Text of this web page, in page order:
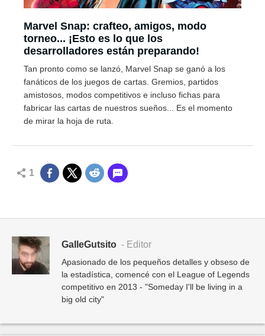
Marvel Snap: crafteo, amigos, modo
torneo... ¡Esto es lo que los
desarrolladores están preparando!
Tan pronto como se lanzó, Marvel Snap se ganó a los
fanáticos de los juegos de cartas. Gremios, partidos
amistosos, modos competitivos e incluso fichas para
fabricar las cartas de nuestros sueños... Es el momento
de mirar la hoja de ruta.
1
GalleGutsito - Editor
Apasionado de los pequeños detalles y obseso de
la estadística, comencé con el League of Legends
competitivo en 2013 - "Someday I'll be living in a
big old city"